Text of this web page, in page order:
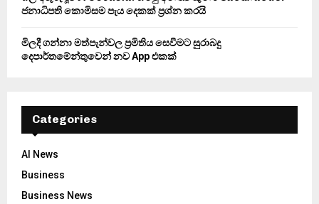
ජනාධිපති කොමිසම පැය දෙකක් ප්‍රශ්න කරයි
මිලදී ගන්නා මත්පැන්වල ප්‍රමිතිය සෙවීමට සුරාබදු
දෙපාර්තමේන්තුවෙන් නව App එකක්
Categories
AI News
Business
Business News